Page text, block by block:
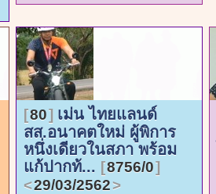
80
เม่น ไทยแลนด์
สส.อนาคตใหม่ ผู้พิการ
หนึ่งเดียวในสภา พร้อม
แก้ปากท้...
8756/0
29/03/2562